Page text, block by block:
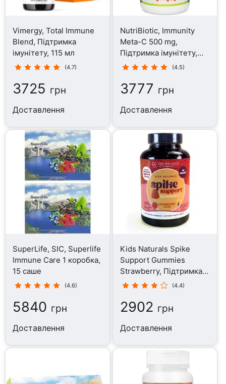
Vimergy, Total Immune
Blend, Підтримка
імунітету, 115 мл
(4.7)
3725 грн
Доставлення
NutriBiotic, Immunity
Meta-C 500 mg,
Підтримка імунітету,
250 капсул
(4.5)
3777 грн
Доставлення
SuperLife, SIC, Superlife
Immune Care 1 коробка,
15 саше
(4.6)
5840 грн
Доставлення
Kids Naturals Spike
Support Gummies
Strawberry, Підтримка
імунітету, 120 таблеток
(4.4)
2902 грн
Доставлення